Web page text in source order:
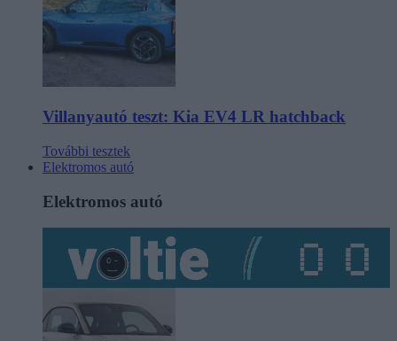
Villanyautó teszt: Kia EV4 LR hatchback
További tesztek
Elektromos autó
Elektromos autó